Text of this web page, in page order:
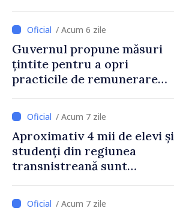
/ Acum 6 zile
Guvernul propune măsuri
țintite pentru a opri
practicile de remunerare
/ Acum 7 zile
Aproximativ 4 mii de elevi și
studenți din regiunea
transnistreană sunt
educațional național
/ Acum 7 zile